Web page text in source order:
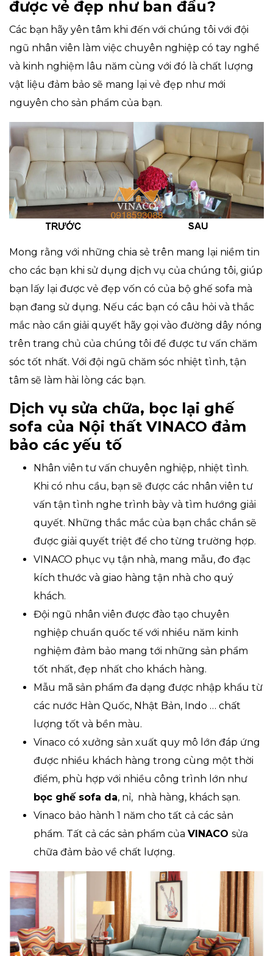
được vẻ đẹp như ban đầu?
Các bạn hãy yên tâm khi đến với chúng tôi với đội
ngũ nhân viên làm việc chuyên nghiệp có tay nghề
và kinh nghiệm lâu năm cùng với đó là chất lượng
vật liệu đảm bảo sẽ mang lại vẻ đẹp như mới
nguyên cho sản phẩm của bạn.
Mong rằng với những chia sẻ trên mang lại niềm tin
cho các bạn khi sử dụng dịch vụ của chúng tôi, giúp
bạn lấy lại được vẻ đẹp vốn có của bộ ghế sofa mà
bạn đang sử dụng. Nếu các bạn có câu hỏi và thắc
mắc nào cần giải quyết hãy gọi vào đường dây nóng
trên trang chủ của chúng tôi để được tư vấn chăm
sóc tốt nhất. Với đội ngũ chăm sóc nhiệt tình, tận
tâm sẽ làm hài lòng các bạn.
Dịch vụ sửa chữa, bọc lại ghế
sofa của Nội thất VINACO đảm
bảo các yếu tố
Nhân viên tư vấn chuyên nghiệp, nhiệt tình.
Khi có nhu cầu, bạn sẽ được các nhân viên tư
vấn tận tình nghe trình bày và tìm hướng giải
quyết. Những thắc mắc của bạn chắc chắn sẽ
được giải quyết triệt để cho từng trường hợp.
VINACO phục vụ tận nhà, mang mẫu, đo đạc
kích thước và giao hàng tận nhà cho quý
khách.
Đội ngũ nhân viên được đào tạo chuyên
nghiệp chuẩn quốc tế với nhiều năm kinh
nghiệm đảm bảo mang tới những sản phẩm
tốt nhất, đẹp nhất cho khách hàng.
Mẫu mã sản phẩm đa dạng được nhập khẩu từ
các nước Hàn Quốc, Nhật Bản, Indo … chất
lượng tốt và bền màu.
Vinaco có xưởng sản xuất quy mô lớn đáp ứng
được nhiều khách hàng trong cùng một thời
điểm, phù hợp với nhiều công trình lớn như
bọc ghế sofa da, nỉ, nhà hàng, khách sạn.
Vinaco bảo hành 1 năm cho tất cả các sản
phẩm. Tất cả các sản phẩm của VINACO sửa
chữa đảm bảo về chất lượng.